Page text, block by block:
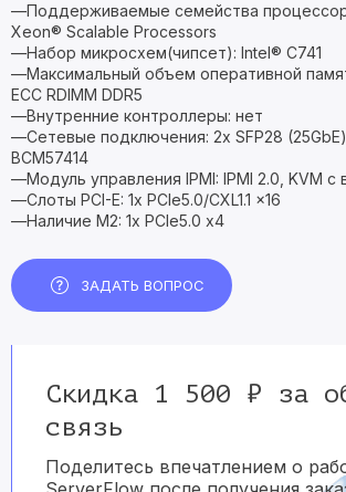
—Поддерживаемые семейства
Xeon® Scalable Processors
—Набор микросхем(чипсет): Intel® C741
—Максимальный объем оперативной
ECC RDIMM DDR5
—Внутренние контроллеры: нет
—Сетевые подключения: 2x SFP28
BCM57414
—Модуль управления IPMI: IPMI 2.0, KVM с
—Слоты PCI-E: 1x PCIe5.0/CXL1.1 x16
—Наличие M2: 1x PCIe5.0 x4
ЗАДАТЬ ВОПРОС
Скидка 1 500 ₽ за
связь
Поделитесь впечатлением о